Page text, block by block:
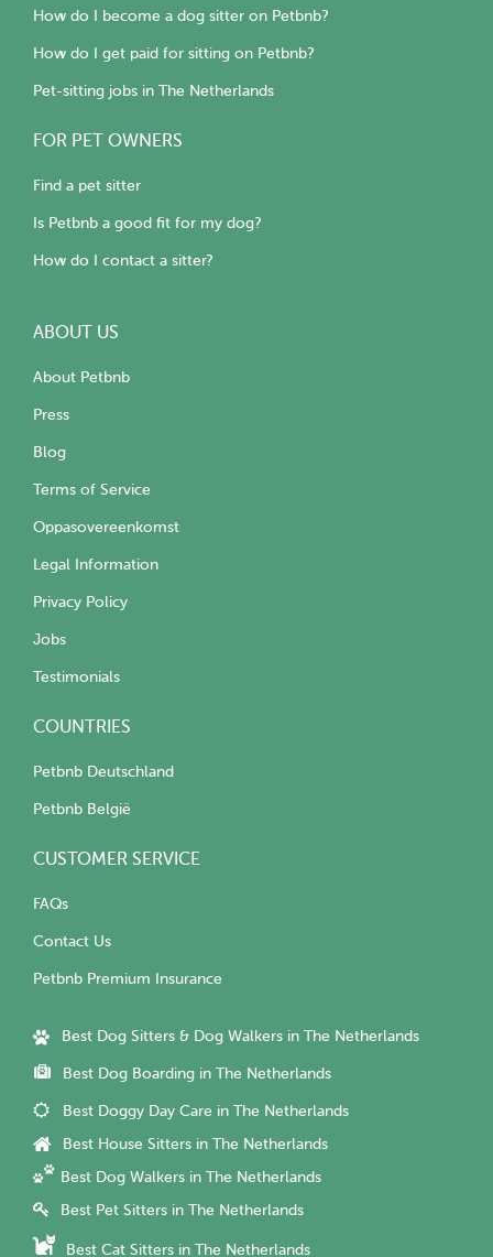
How do I become a dog sitter on Petbnb?
How do I get paid for sitting on Petbnb?
Pet-sitting jobs in The Netherlands
FOR PET OWNERS
Find a pet sitter
Is Petbnb a good fit for my dog?
How do I contact a sitter?
ABOUT US
About Petbnb
Press
Blog
Terms of Service
Oppasovereenkomst
Legal Information
Privacy Policy
Jobs
Testimonials
COUNTRIES
Petbnb Deutschland
Petbnb België
CUSTOMER SERVICE
FAQs
Contact Us
Petbnb Premium Insurance
Best Dog Sitters & Dog Walkers in The Netherlands
Best Dog Boarding in The Netherlands
Best Doggy Day Care in The Netherlands
Best House Sitters in The Netherlands
Best Dog Walkers in The Netherlands
Best Pet Sitters in The Netherlands
Best Cat Sitters in The Netherlands